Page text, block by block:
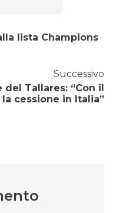
lista Champions
Successivo
Tallares: “Con il
cessione in Italia”